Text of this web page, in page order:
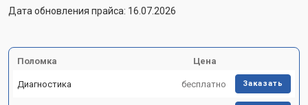
Дата обновления прайса: 16.07.2026
Поломка Цена
Диагностика бесплатно Заказать